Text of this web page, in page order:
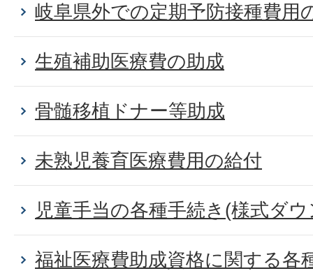
岐阜県外での定期予防接種費用
生殖補助医療費の助成
骨髄移植ドナー等助成
未熟児養育医療費用の給付
児童手当の各種手続き(様式ダ
福祉医療費助成資格に関する各